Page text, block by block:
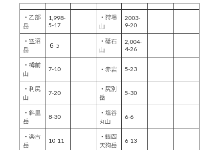
・ 乙部
岳
1,998-
5-17
・狩場
山
2003-
9-20
・ 空沼
岳
６-5
・砥石
山
2,004-
4-26
・樽前
山
7-10 ・赤岩 5-23
・利尻
山
7-20
・尻別
岳
5-30
・斜里
岳
8-30
・塩谷
丸山
6-6
・楽古
岳
10-11
・銭函
天狗岳
6-13